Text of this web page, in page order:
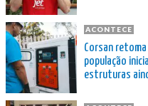
ACONTECE
Corsan
população
estruturas